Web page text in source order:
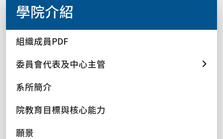
學院介紹
組織成員PDF
委員會代表及中心主管
系所簡介
院教育目標與核心能力
願景